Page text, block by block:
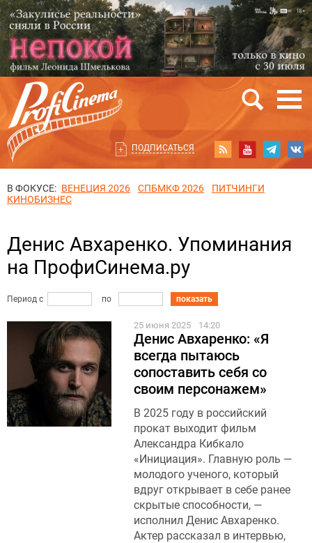
ПОДПИСАТЬСЯ
В ФОКУСЕ: ВЕНЕЦИЯ 2026 СПБМКФ 2026
ПИТЧИНГИ
КИНОБИЗНЕС
Денис Авхаренко. Упоминания
на ПрофиСинема.ру
Период с по показать
25 июня 2025 14:20
Денис Авхаренко: «Я
всегда пытаюсь
сопоставить себя со
своим персонажем»
В 2025 году в российский
прокат выходит фильм
Александра Кибкало
«Инициация». Главную роль —
молодого ученого, который
вдруг открывает в себе ранее
скрытые способности, —
исполнил Денис Авхаренко.
Актер рассказал в интервью,